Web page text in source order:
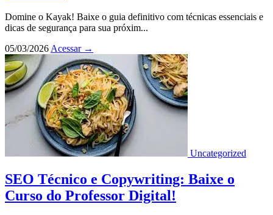
Domine o Kayak! Baixe o guia definitivo com técnicas essenciais e
dicas de segurança para sua próxim...
05/03/2026 Acessar →
Uncategorized
SEO Técnico e Copywriting: Baixe o
Curso do Professor Digital!